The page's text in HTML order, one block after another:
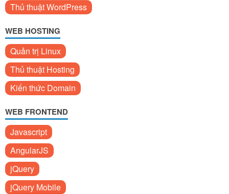
Thủ thuật WordPress
WEB HOSTING
Quản trị Linux
Thủ thuật Hosting
Kiến thức Domain
WEB FRONTEND
Javascript
AngularJS
jQuery
jQuery Mobile